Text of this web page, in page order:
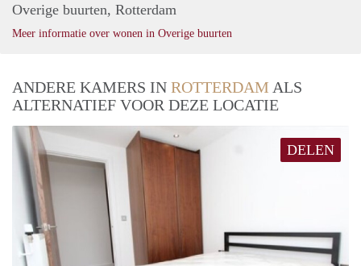
Overige buurten, Rotterdam
Meer informatie over wonen in Overige buurten
ANDERE KAMERS IN ROTTERDAM ALS
ALTERNATIEF VOOR DEZE LOCATIE
DELEN